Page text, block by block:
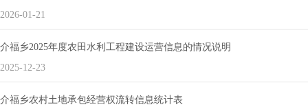
2026-01-21
2025-12-23
介福乡2025年度农田水利工程建设运营信息的情况说明
介福乡农村土地承包经营权流转信息统计表